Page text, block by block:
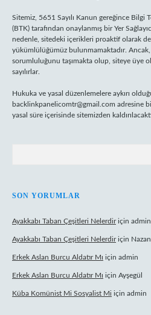
Sitemiz, 5651 Sayılı Kanun gereğince Bilgi
(BTK) tarafından onaylanmış bir Yer
nedenle, sitedeki içerikleri proaktif olarak
yükümlülüğümüz bulunmamaktadır. Ancak,
sorumluluğunu taşımakta olup, siteye üye
sayılırlar.
Hukuka ve yasal düzenlemelere aykırı
backlinkpanelicomtr@gmail.com adresine
yasal süre içerisinde sitemizden
SON YORUMLAR
Ayakkabı Taban Çeşitleri Nelerdiriçin admin
Ayakkabı Taban Çeşitleri Nelerdiriçin Nazan
Erkek Aslan Burcu Aldatır Mı için admin
Erkek Aslan Burcu Aldatır Mı için Ayşegül
Küba Komünist Mi Sosyalist Mi için admin